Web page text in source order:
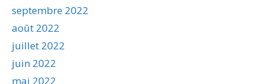
septembre 2022
août 2022
juillet 2022
juin 2022
mai 2022